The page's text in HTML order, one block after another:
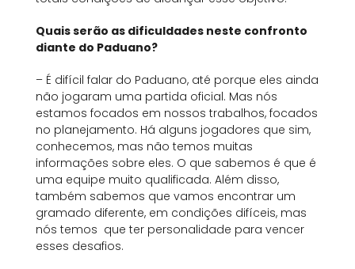
Quais serão as dificuldades neste confronto
diante do Paduano?
– É difícil falar do Paduano, até porque eles ainda
não jogaram uma partida oficial. Mas nós
estamos focados em nossos trabalhos, focados
no planejamento. Há alguns jogadores que sim,
conhecemos, mas não temos muitas
informações sobre eles. O que sabemos é que é
uma equipe muito qualificada. Além disso,
também sabemos que vamos encontrar um
gramado diferente, em condições difíceis, mas
nós temos que ter personalidade para vencer
esses desafios.